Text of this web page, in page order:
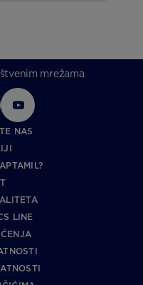
mrežama
NAS
LINE